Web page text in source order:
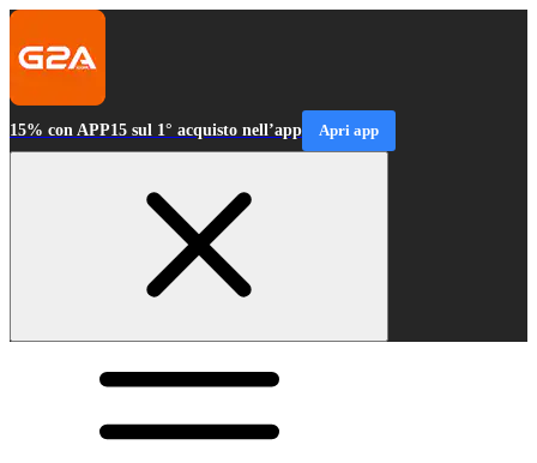
15% con APP15 sul 1° acquisto nell’app Apri app